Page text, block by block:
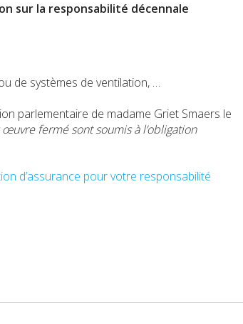
sur la responsabilité décennale
de systèmes de ventilation, …
parlementaire de madame Griet Smaers le
fermé sont soumis à l’obligation
d’assurance pour votre responsabilité